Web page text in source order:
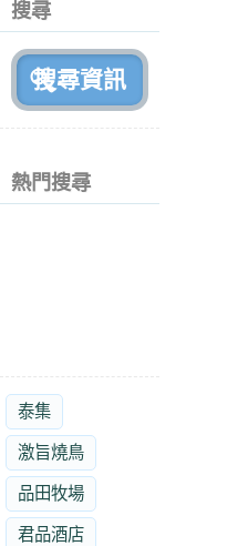
搜尋
熱門搜尋
泰集
激旨燒鳥
品田牧場
君品酒店